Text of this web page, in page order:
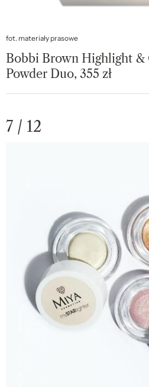
fot. materiały prasowe
Bobbi Brown Highlight
Powder Duo, 355 zł
7 / 12